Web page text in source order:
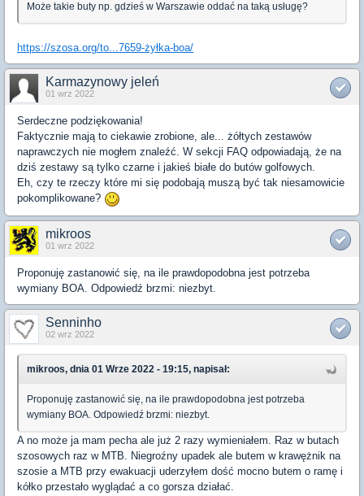
Może takie buty np. gdzieś w Warszawie oddać na taką usługę?
https://szosa.org/to...7659-żyłka-boa/
Karmazynowy jeleń
01 wrz 2022
Serdeczne podziękowania!
Faktycznie mają to ciekawie zrobione, ale... żółtych zestawów
naprawczych nie mogłem znaleźć. W sekcji FAQ odpowiadają, że na
dziś zestawy są tylko czarne i jakieś białe do butów golfowych.
Eh, czy te rzeczy które mi się podobają muszą być tak niesamowicie
pokomplikowane?
mikroos
01 wrz 2022
Proponuję zastanowić się, na ile prawdopodobna jest potrzeba
wymiany BOA. Odpowiedź brzmi: niezbyt.
Senninho
02 wrz 2022
mikroos, dnia 01 Wrze 2022 - 19:15, napisał:
Proponuję zastanowić się, na ile prawdopodobna jest potrzeba
wymiany BOA. Odpowiedź brzmi: niezbyt.
A no może ja mam pecha ale już 2 razy wymieniałem. Raz w butach
szosowych raz w MTB. Niegroźny upadek ale butem w krawężnik na
szosie a MTB przy ewakuacji uderzyłem dość mocno butem o ramę i
kółko przestało wyglądać a co gorsza działać.